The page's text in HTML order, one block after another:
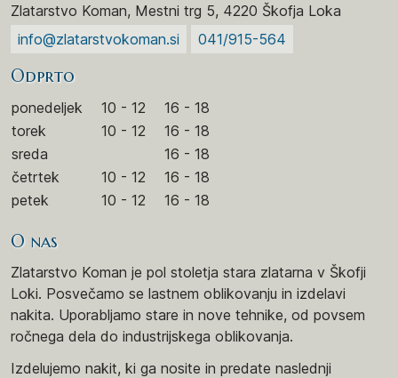
Zlatarstvo Koman, Mestni trg 5, 4220 Škofja Loka
info@zlatarstvokoman.si
041/915-564
Odprto
ponedeljek 10 - 12
16 - 18
torek
10 - 12
16 - 18
sreda
16 - 18
četrtek
10 - 12
16 - 18
petek
10 - 12 16 - 18
O nas
Zlatarstvo Koman je pol stoletja stara zlatarna v Škofji
Loki. Posvečamo se lastnem oblikovanju in izdelavi
nakita. Uporabljamo stare in nove tehnike, od povsem
ročnega dela do industrijskega oblikovanja.
Izdelujemo nakit, ki ga nosite in predate naslednji